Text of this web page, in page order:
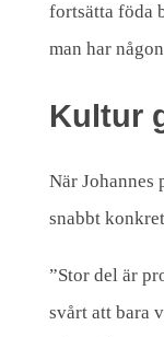
fortsätta föda
man har
Kultur
När
snabbt
”Stor del är
svårt att bara